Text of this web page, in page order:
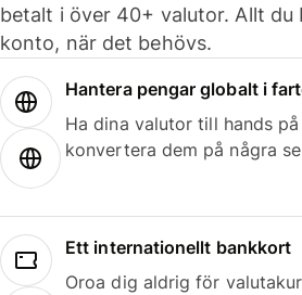
betalt i över 40+ valutor. Allt du
konto, när det behövs.
Hantera pengar globalt i
Ha dina valutor till hands
konvertera dem på några
Ett internationellt bankkort
Oroa dig aldrig för